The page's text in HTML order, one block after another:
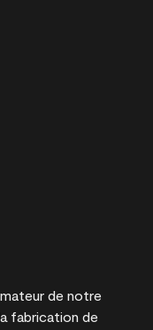
de notre
fabrication de